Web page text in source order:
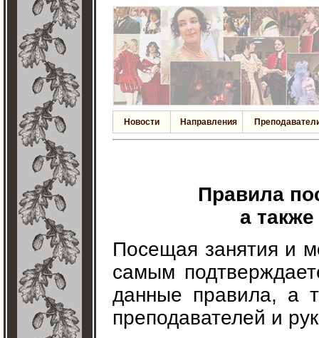
Новости Направления
Правила
а
Посещая занятия и
самым
данные правила, а
преподавателей и